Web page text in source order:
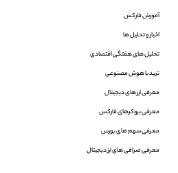
آموزش فارکس
اخبار و تحلیل ها
تحلیل های هفتگی اقتصادی
ترید با هوش مصنوعی
معرفی ارز های دیجیتال
معرفی بروکرهای فارکس
معرفی سهم های بورس
معرفی صرافی های ارز دیجیتال